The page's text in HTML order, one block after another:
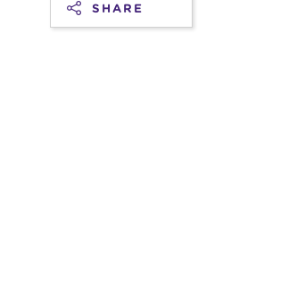
SHARE